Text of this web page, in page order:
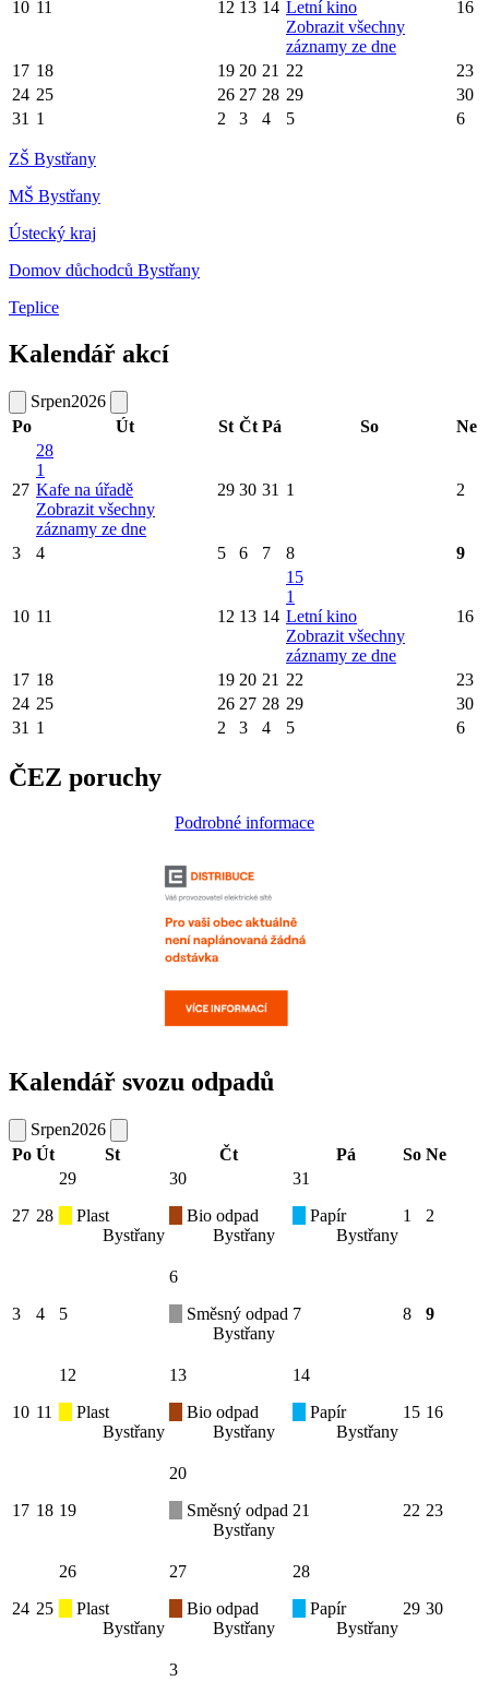
10 11 12 13 14 Letní kino
Zobrazit všechny
záznamy ze dne
16
17 18 19 20 21 22
23
24 25 26 27 28 29
30
31 1 2 3 4 5 6
ZŠ Bystřany
MŠ Bystřany
Ústecký kraj
Domov důchodců Bystřany
Teplice
Kalendář akcí
Srpen2026
Po
Út St Čt Pá So Ne
27
28
1
Kafe na úřadě
Zobrazit všechny
záznamy ze dne
29 30 31 1 2
3 4 5 6 7 8 9
10 11 12 13 14
15
1
Letní kino
Zobrazit všechny
záznamy ze dne
16
17 18 19 20 21 22
23
24 25 26 27 28 29
30
31 1 2 3 4 5 6
ČEZ poruchy
Podrobné informace
Kalendář svozu odpadů
Srpen2026
Po Út St Čt Pá So Ne
27 28
29
Plast
Bystřany
30
Bio odpad
Bystřany
31
Papír
Bystřany
1 2
3 4 5
6
Směsný odpad
Bystřany
7 8 9
10 11
12
Plast
Bystřany
13
Bio odpad
Bystřany
14
Papír
Bystřany
15 16
17 18 19
20
Směsný odpad
Bystřany
21 22 23
24 25
26
Plast
Bystřany
27
Bio odpad
Bystřany
28
Papír
Bystřany
29 30
3